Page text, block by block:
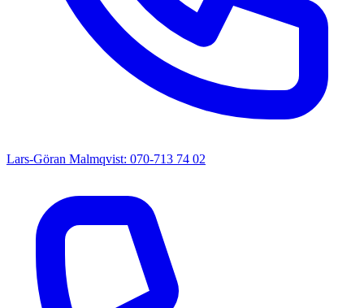
Lars-Göran Malmqvist: 070-713 74 02